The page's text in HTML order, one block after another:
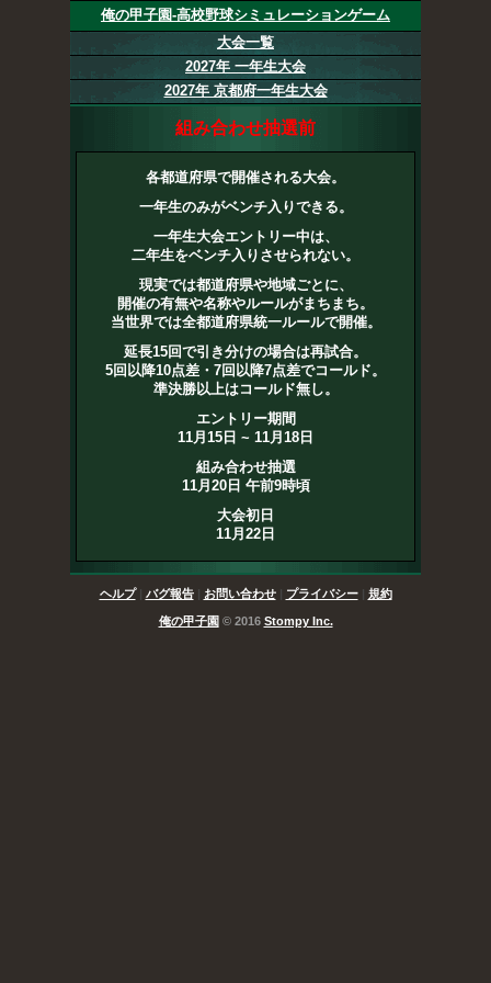
俺の甲子園-高校野球シミュレーションゲーム
大会一覧
2027年 一年生大会
2027年 京都府一年生大会
組み合わせ抽選前
各都道府県で開催される大会。
一年生のみがベンチ入りできる。
一年生大会エントリー中は、
二年生をベンチ入りさせられない。
現実では都道府県や地域ごとに、
開催の有無や名称やルールがまちまち。
当世界では全都道府県統一ルールで開催。
延長15回で引き分けの場合は再試合。
5回以降10点差・7回以降7点差でコールド。
準決勝以上はコールド無し。
エントリー期間
11月15日 ~ 11月18日
組み合わせ抽選
11月20日 午前9時頃
大会初日
11月22日
ヘルプ| バグ報告| お問い合わせ| プライバシー| 規約
俺の甲子園 © 2016 Stompy Inc.